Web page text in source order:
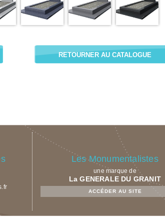
RETOURNER AU CATALOGUE
Les Monumentalistes
une marque de
La GENERALE DU GRANIT
ACCÉDER AU SITE